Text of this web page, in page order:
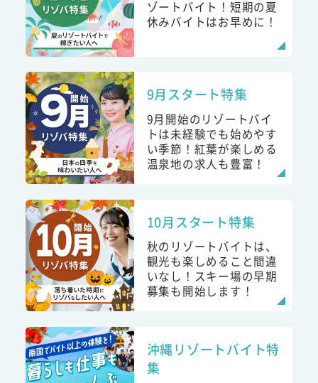
ゾートバイト！短期の夏
休みバイトはお早めに！
9月スタート特集
9月開始のリゾートバイ
トは未経験でも始めやす
い季節！紅葉が楽しめる
温泉地の求人も豊富！
10月スタート特集
秋のリゾートバイトは、
観光も楽しめること間違
いなし！スキー場の早期
募集も開始します！
沖縄リゾートバイト特
集